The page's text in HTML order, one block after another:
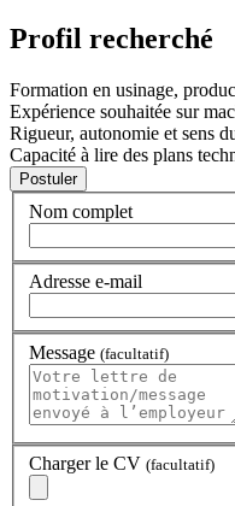
Profil recherché
Formation en usinage,
Expérience souhaitée sur
Rigueur, autonomie et sens
Capacité à lire des plans
Nom complet
Adresse e-mail
Message (facultatif)
Charger le CV (facultatif)